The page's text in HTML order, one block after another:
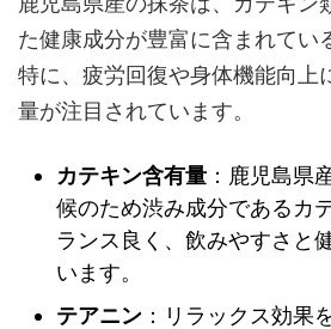
た健康成分が豊富に含まれてい
特に、疲労回復や身体機能向上
量が注目されています。
カテキン含有量 ：鹿児島県
候のため渋み成分であるカ
ランス良く、飲みやすさと
います。
テアニン ：リラックス効果